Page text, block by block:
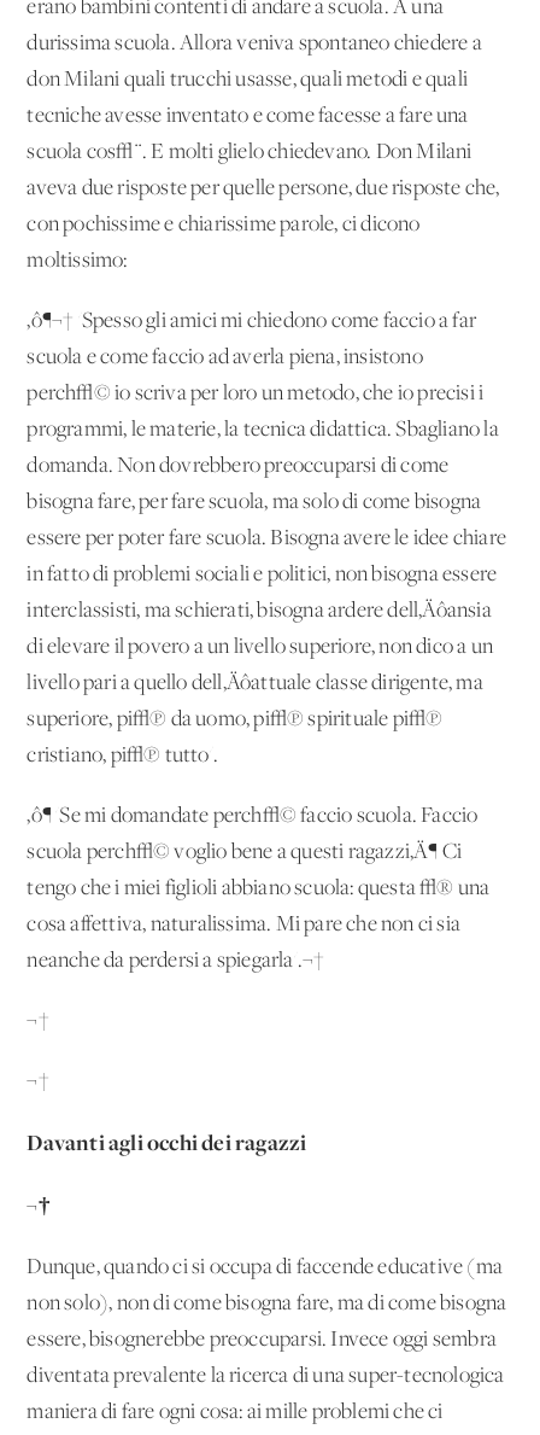
erano bambini contenti di andare a scuola. A una
durissima scuola. Allora veniva spontaneo chiedere a
don Milani quali trucchi usasse, quali metodi e quali
tecniche avesse inventato e come facesse a fare una
scuola cos√¨. E molti glielo chiedevano. Don Milani
aveva due risposte per quelle persone, due risposte che,
con pochissime e chiarissime parole, ci dicono
moltissimo:
‚ô¶¬† 'Spesso gli amici mi chiedono come faccio a far
scuola e come faccio ad averla piena, insistono
perch√© io scriva per loro un metodo, che io precisi i
programmi, le materie, la tecnica didattica. Sbagliano la
domanda. Non dovrebbero preoccuparsi di come
bisogna fare, per fare scuola, ma solo di come bisogna
essere per poter fare scuola. Bisogna avere le idee chiare
in fatto di problemi sociali e politici, non bisogna essere
interclassisti, ma schierati, bisogna ardere dell‚Äôansia
di elevare il povero a un livello superiore, non dico a un
livello pari a quello dell‚Äôattuale classe dirigente, ma
superiore, pi√π da uomo, pi√π spirituale pi√π
cristiano, pi√π tutto'.
‚ô¶ 'Se mi domandate perch√© faccio scuola. Faccio
scuola perch√© voglio bene a questi ragazzi‚Ä¶ Ci
tengo che i miei figlioli abbiano scuola: questa √® una
cosa affettiva, naturalissima. Mi pare che non ci sia
neanche da perdersi a spiegarla'.¬†
¬†
¬†
Davanti agli occhi dei ragazzi
¬†
Dunque, quando ci si occupa di faccende educative (ma
non solo), non di come bisogna fare, ma di come bisogna
essere, bisognerebbe preoccuparsi. Invece oggi sembra
diventata prevalente la ricerca di una super-tecnologica
maniera di fare ogni cosa: ai mille problemi che ci